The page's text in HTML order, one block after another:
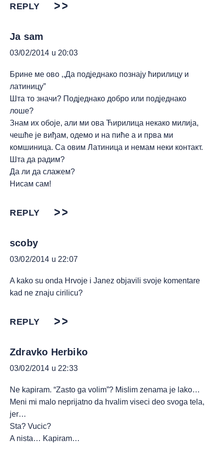
REPLY
Ja sam
03/02/2014 u 20:03
Брине ме ово ,,Да подједнако познају ћирилицу и
латиницу”
Шта то значи? Подједнако добро или подједнако
лоше?
Знам их обоје, али ми ова Ћирилица некако милија,
чешће је виђам, одемо и на пиће а и прва ми
комшиница. Са овим Латиница и немам неки контакт.
Шта да радим?
Да ли да слажем?
Нисам сам!
REPLY
scoby
03/02/2014 u 22:07
A kako su onda Hrvoje i Janez objavili svoje komentare
kad ne znaju cirilicu?
REPLY
Zdravko Herbiko
03/02/2014 u 22:33
Ne kapiram. “Zasto ga volim”? Mislim zenama je lako…
Meni mi malo neprijatno da hvalim viseci deo svoga tela,
jer…
Sta? Vucic?
A nista… Kapiram…